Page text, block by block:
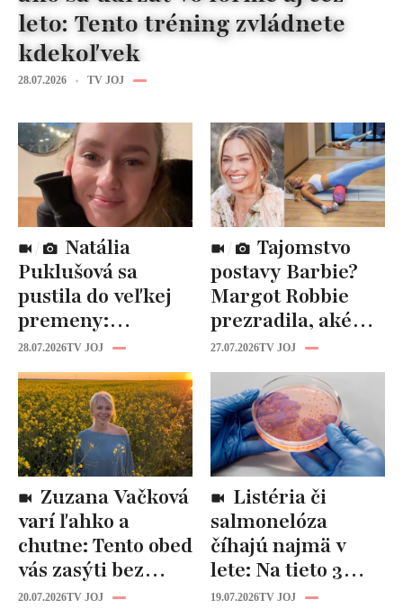
leto: Tento tréning zvládnete
kdekoľvek
28.07.2026 TV JOJ
Puklušová sa
pustila do veľkej
premeny:
Odborníci však
varujú, pozor na
prísne diéty!
28.07.2026TV JOJ
postavy Barbie?
Margot Robbie
prezradila, aké
cviky jej pomohli
spevniť celé telo
27.07.2026TV JOJ
varí ľahko a
chutne: Tento obed
vás zasýti bez
zbytočných kalórií
20.07.2026TV JOJ
salmonelóza
číhajú najmä v
lete: Na tieto 3
pravidlá pri jedle
19.07.2026TV JOJ